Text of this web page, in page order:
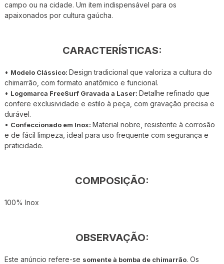
campo ou na cidade. Um item indispensável para os
apaixonados por cultura gaúcha.
CARACTERÍSTICAS:
• Modelo Clássico: Design tradicional que valoriza a cultura do
chimarrão, com formato anatômico e funcional.
• Logomarca FreeSurf Gravada a Laser: Detalhe refinado que
confere exclusividade e estilo à peça, com gravação precisa e
durável.
• Confeccionado em Inox: Material nobre, resistente à corrosão
e de fácil limpeza, ideal para uso frequente com segurança e
praticidade.
COMPOSIÇÃO:
100% Inox
OBSERVAÇÃO:
Este anúncio refere-se somente à bomba de chimarrão. Os